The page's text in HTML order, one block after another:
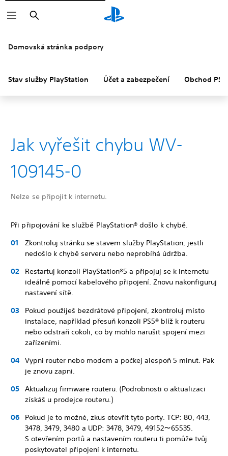
Vyhledat
Domovská stránka podpory
Stav služby PlayStation Účet a zabezpečení Obchod PS
Jak vyřešit chybu WV-
109145-0
Nelze se připojit k internetu.
Při připojování ke službě PlayStation® došlo k chybě.
Zkontroluj stránku se stavem služby PlayStation, jestli
nedošlo k chybě serveru nebo neprobíhá údržba.
Restartuj konzoli PlayStation®5 a připojuj se k internetu
ideálně pomocí kabelového připojení. Znovu nakonfiguruj
nastavení sítě.
Pokud použiješ bezdrátové připojení, zkontroluj místo
instalace, například přesuň konzoli PS5® blíž k routeru
nebo odstraň cokoli, co by mohlo narušit spojení mezi
zařízeními.
Vypni router nebo modem a počkej alespoň 5 minut. Pak
je znovu zapni.
Aktualizuj firmware routeru. (Podrobnosti o aktualizaci
získáš u prodejce routeru.)
Pokud je to možné, zkus otevřít tyto porty. TCP: 80, 443,
3478, 3479, 3480 a UDP: 3478, 3479, 49152～65535.
S otevřením portů a nastavením routeru ti pomůže tvůj
poskytovatel připojení k internetu.